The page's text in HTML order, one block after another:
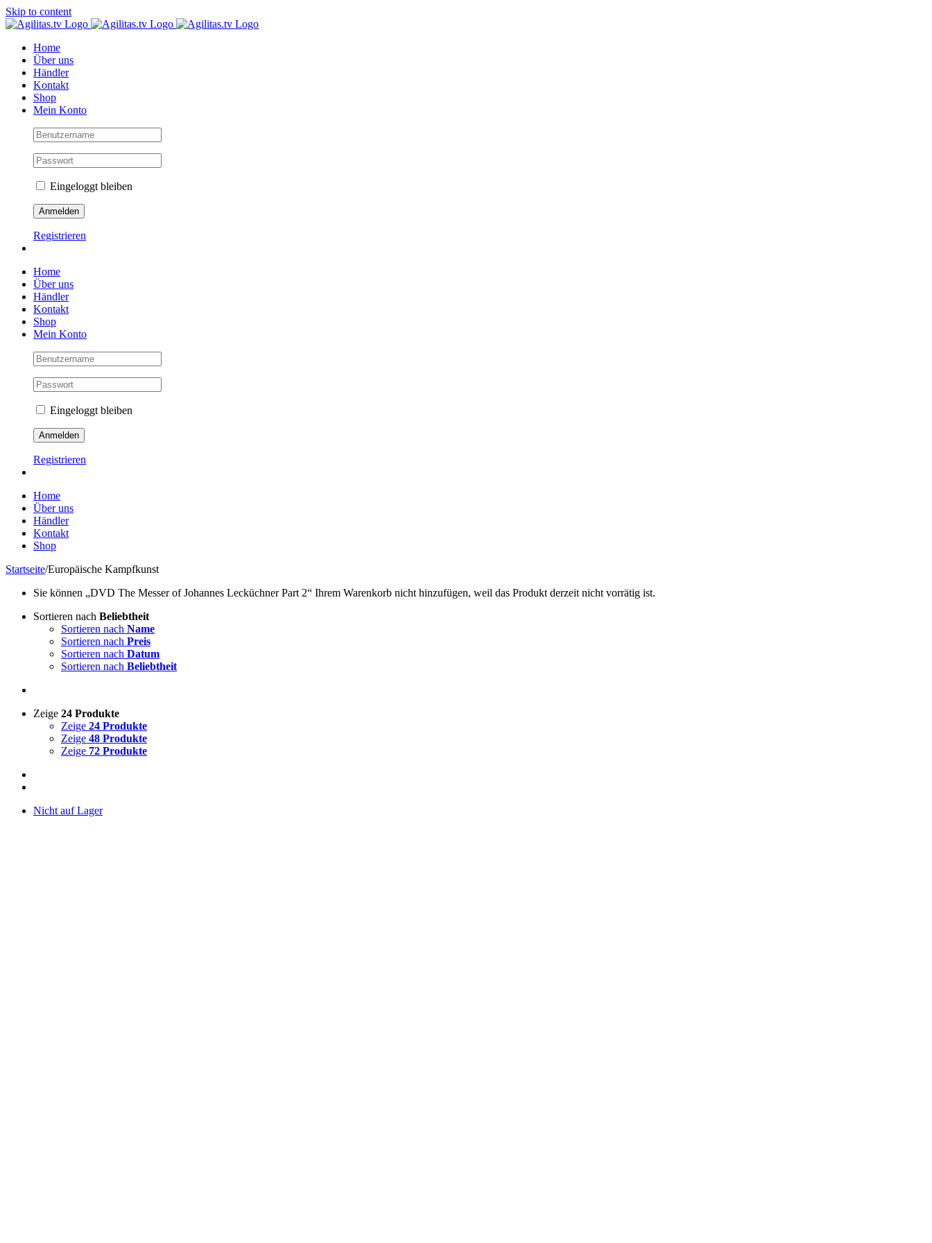
Skip to content
Home
Über uns
Händler
Kontakt
Shop
Mein Konto
Eingeloggt bleiben
Registrieren
Home
Über uns
Händler
Kontakt
Shop
Mein Konto
Eingeloggt bleiben
Registrieren
Home
Über uns
Händler
Kontakt
Shop
Startseite/Europäische Kampfkunst
Sie können „DVD The Messer of Johannes Lecküchner Part 2“ Ihrem Warenkorb nicht hinzufügen, weil das Produkt derzeit nicht vorrätig ist.
Sortieren nach Beliebtheit
Sortieren nach Name
Sortieren nach Preis
Sortieren nach Datum
Sortieren nach Beliebtheit
Zeige 24 Produkte
Zeige 24 Produkte
Zeige 48 Produkte
Zeige 72 Produkte
Nicht auf Lager